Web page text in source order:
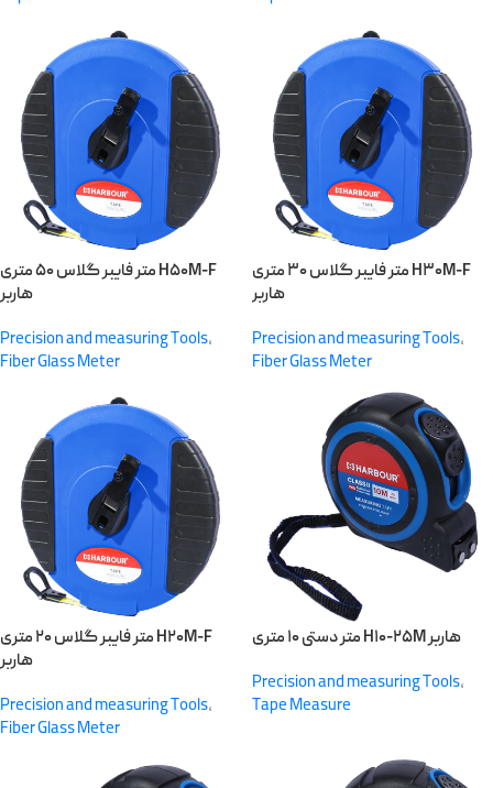
متر فایبر گلاس ۵۰ متری H۵۰M-F
هاربر
Precision and measuring Tools,
Fiber Glass Meter
متر فایبر گلاس ۳۰ متری H۳۰M-F
هاربر
Precision and measuring Tools,
Fiber Glass Meter
متر فایبر گلاس ۲۰ متری H۲۰M-F
هاربر
Precision and measuring Tools,
Fiber Glass Meter
متر دستی ۱۰ متری H۱۰-۲۵M هاربر
Precision and measuring Tools,
Tape Measure